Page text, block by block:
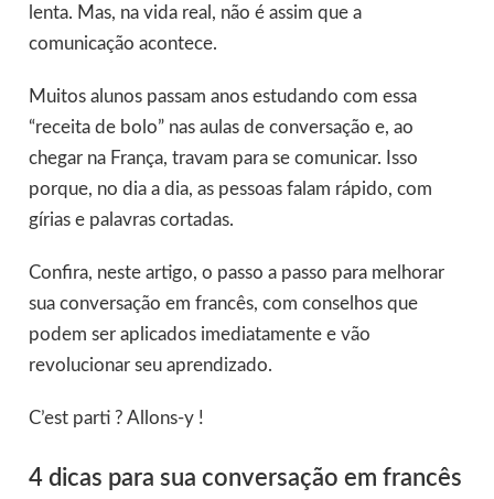
lenta. Mas, na vida real, não é assim que a
comunicação acontece.
Muitos alunos passam anos estudando com essa
“receita de bolo” nas aulas de conversação e, ao
chegar na França, travam para se comunicar. Isso
porque, no dia a dia, as pessoas falam rápido, com
gírias e palavras cortadas.
Confira, neste artigo, o passo a passo para melhorar
sua conversação em francês, com conselhos que
podem ser aplicados imediatamente e vão
revolucionar seu aprendizado.
C’est parti ? Allons-y !
4 dicas para sua conversação em francês